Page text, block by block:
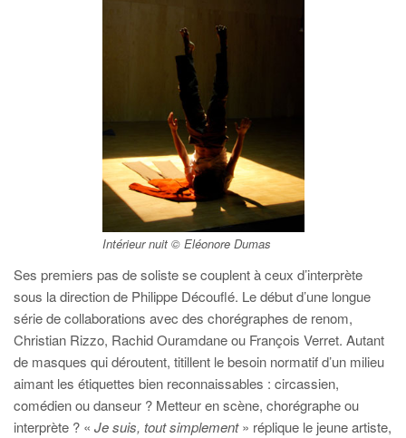
Intérieur nuit © Eléonore Dumas
Ses premiers pas de soliste se couplent à ceux d’interprète
sous la direction de Philippe Découflé. Le début d’une longue
série de collaborations avec des chorégraphes de renom,
Christian Rizzo, Rachid Ouramdane ou François Verret. Autant
de masques qui déroutent, titillent le besoin normatif d’un milieu
aimant les étiquettes bien reconnaissables : circassien,
comédien ou danseur ? Metteur en scène, chorégraphe ou
interprète ? « Je suis, tout simplement» réplique le jeune artiste,